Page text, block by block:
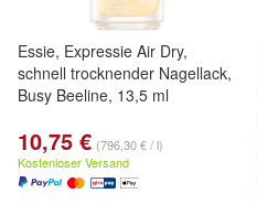
Essie, Expressie Air Dry,
schnell trocknender Nagellack,
Busy Beeline, 13,5 ml
10,75 € (796,30 € / l)
Kostenloser Versand